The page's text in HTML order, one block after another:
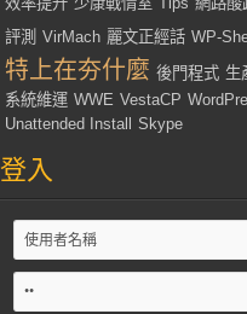
評測 VirMach 麗文正經話 WP-
特上在夯什麼 後門程式 生
系統維運 WWE VestaCP
Unattended Install Skype
登入